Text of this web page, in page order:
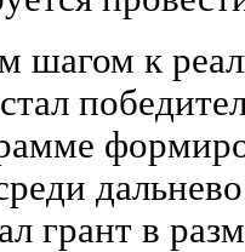
шагом к
грант в